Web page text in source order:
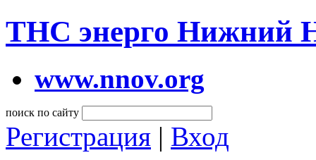
ТНС энерго Нижний
www.nnov.org
поиск по сайту
Регистрация | Вход